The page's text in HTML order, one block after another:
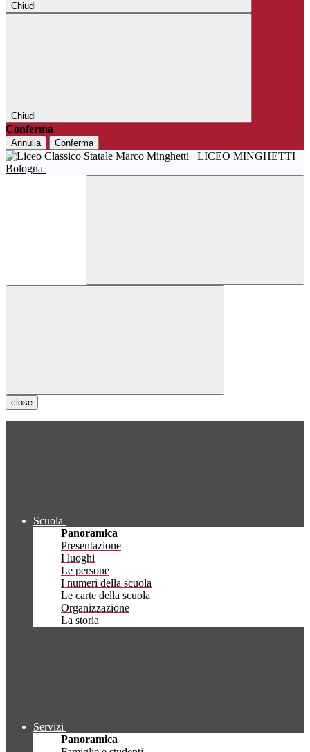
Chiudi
Chiudi
Conferma
Annulla Conferma
LICEO MINGHETTI
Bologna
close
Scuola
Panoramica
Presentazione
I luoghi
Le persone
I numeri della scuola
Le carte della scuola
Organizzazione
La storia
Servizi
Panoramica